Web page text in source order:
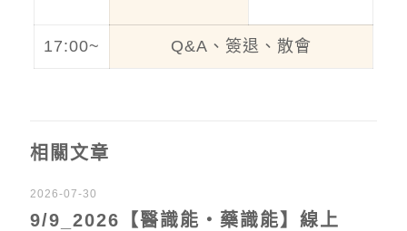
17:00~ Q&A、簽退、散會
相關文章
2026-07-30
9/9_2026【醫識能‧藥識能】線上